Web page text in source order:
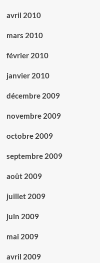
avril 2010
mars 2010
février 2010
janvier 2010
décembre 2009
novembre 2009
octobre 2009
septembre 2009
août 2009
juillet 2009
juin 2009
mai 2009
avril 2009